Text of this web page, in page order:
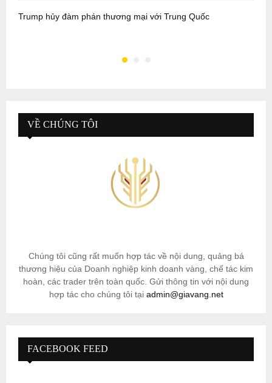
Trump hủy đàm phán thương mại với Trung Quốc
VỀ CHÚNG TÔI
Chúng tôi cũng rất muốn hợp tác về nội dung, quảng bá
thương hiệu của Doanh nghiệp kinh doanh vàng, chế tác kim
hoàn, các trader trên toàn quốc. Gửi thông tin với nội dung
hợp tác cho chúng tôi tại admin@giavang.net
FACEBOOK FEED